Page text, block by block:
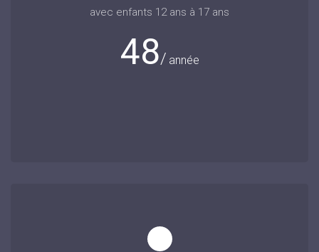
avec enfants 12 ans à 17 ans
48 année